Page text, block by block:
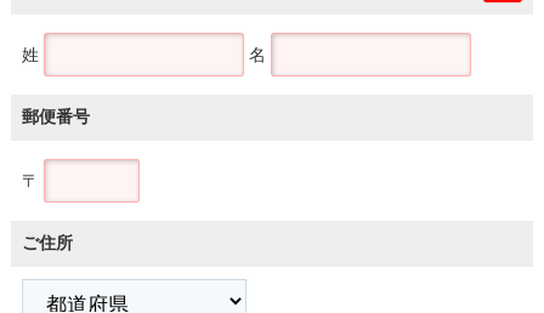
姓 名
郵便番号
〒
ご住所